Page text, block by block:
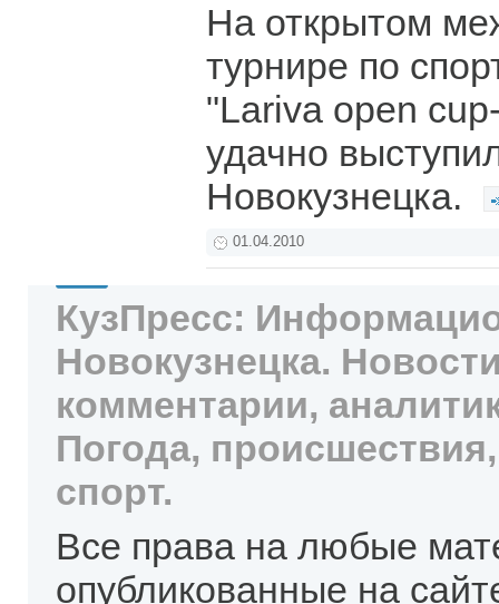
На открытом
турнире по
"Lariva open
удачно
Новокузнецка.
01.04.2010
КузПресс:
Новокузнецка.
комментарии,
Погода,
спорт.
Все права на любые
опубликованные на